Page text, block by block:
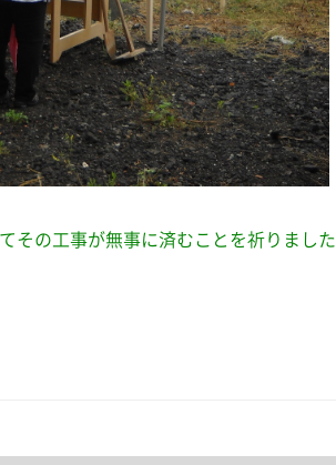
その工事が無事に済むことを祈りました